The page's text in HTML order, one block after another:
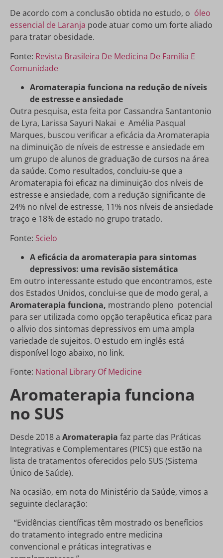
De acordo com a conclusão obtida no estudo, o óleo
essencial de Laranja pode atuar como um forte aliado
para tratar obesidade.
Fonte: Revista Brasileira De Medicina De Família E
Comunidade
Aromaterapia funciona na redução de níveis
de estresse e ansiedade
Outra pesquisa, esta feita por Cassandra Santantonio
de Lyra, Larissa Sayuri Nakai e Amélia Pasqual
Marques, buscou verificar a eficácia da Aromaterapia
na diminuição de níveis de estresse e ansiedade em
um grupo de alunos de graduação de cursos na área
da saúde. Como resultados, concluiu-se que a
Aromaterapia foi eficaz na diminuição dos níveis de
estresse e ansiedade, com a redução significante de
24% no nível de estresse, 11% nos níveis de ansiedade
traço e 18% de estado no grupo tratado.
Fonte: Scielo
A eficácia da aromaterapia para sintomas
depressivos: uma revisão sistemática
Em outro interessante estudo que encontramos, este
dos Estados Unidos, conclui-se que de modo geral, a
Aromaterapia funciona, mostrando pleno potencial
para ser utilizada como opção terapêutica eficaz para
o alívio dos sintomas depressivos em uma ampla
variedade de sujeitos. O estudo em inglês está
disponível logo abaixo, no link.
Fonte: National Library Of Medicine
Aromaterapia funciona
no SUS
Desde 2018 a Aromaterapia faz parte das Práticas
Integrativas e Complementares (PICS) que estão na
lista de tratamentos oferecidos pelo SUS (Sistema
Único de Saúde).
Na ocasião, em nota do Ministério da Saúde, vimos a
seguinte declaração:
“Evidências científicas têm mostrado os benefícios
do tratamento integrado entre medicina
convencional e práticas integrativas e